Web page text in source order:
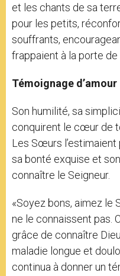
et les chants de sa
pour les petits,
souffrants,
frappaient à la porte de
Témoignage d’amour
Son humilité, sa
conquirent le cœur de
Les Sœurs l’estimaient
sa bonté exquise et
connaître le Seigneur.
«Soyez bons, aimez le
ne le connaissent pas.
grâce de connaître
maladie longue et
continua à donner un